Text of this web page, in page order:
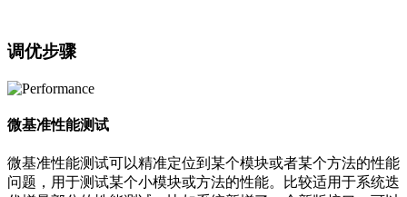
调优步骤
微基准性能测试
微基准性能测试可以精准定位到某个模块或者某个方法的性能
问题，用于测试某个小模块或方法的性能。比较适用于系统迭